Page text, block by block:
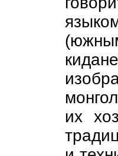
их